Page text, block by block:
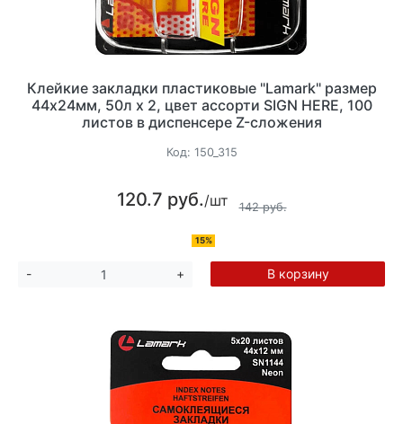
Клейкие закладки пластиковые "Lamark" размер
44х24мм, 50л х 2, цвет ассорти SIGN HERE, 100
листов в диспенсере Z-сложения
Код: 150_315
120.7 руб./шт 142 руб.
15%
- + В корзину